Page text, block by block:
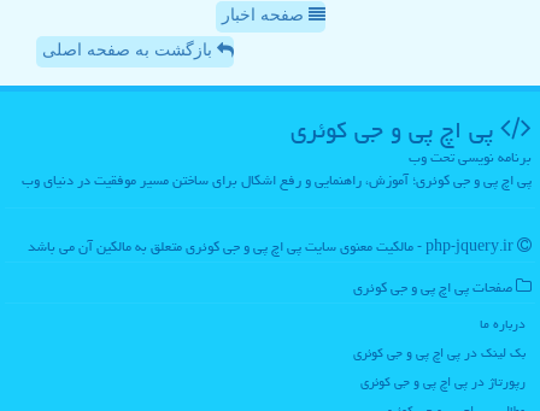
صفحه اخبار
بازگشت به صفحه اصلی
پی اچ پی و جی كوئری
برنامه نویسی تحت وب
پی اچ پی و جی کوئری؛ آموزش، راهنمایی و رفع اشکال برای ساختن مسیر موفقیت در دنیای وب
صفحات پی اچ پی و جی كوئری
درباره ما
بک لینک در پی اچ پی و جی كوئری
رپورتاژ در پی اچ پی و جی كوئری